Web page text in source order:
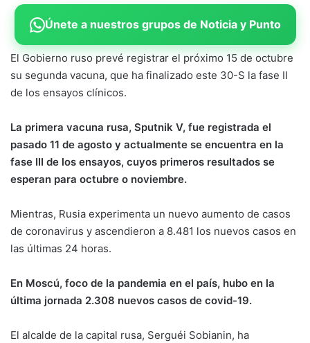
Únete a nuestros grupos de Noticia y Punto
El Gobierno ruso prevé registrar el próximo 15 de octubre
su segunda vacuna, que ha finalizado este 30-S la fase II
de los ensayos clínicos.
La primera vacuna rusa, Sputnik V, fue registrada el
pasado 11 de agosto y actualmente se encuentra en la
fase III de los ensayos, cuyos primeros resultados se
esperan para octubre o noviembre.
Mientras, Rusia experimenta un nuevo aumento de casos
de coronavirus y ascendieron a 8.481 los nuevos casos en
las últimas 24 horas.
En Moscú, foco de la pandemia en el país, hubo en la
última jornada 2.308 nuevos casos de covid-19.
El alcalde de la capital rusa, Serguéi Sobianin, ha